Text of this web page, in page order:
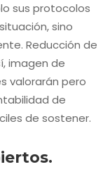
sus protocolos
sino
Reducción de
imagen de
valorarán pero
de
de sostener.